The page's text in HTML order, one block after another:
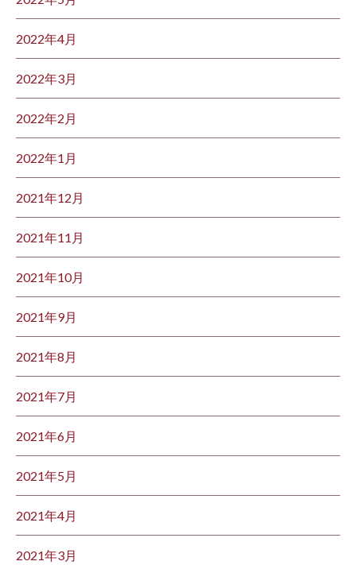
2022年4月
2022年3月
2022年2月
2022年1月
2021年12月
2021年11月
2021年10月
2021年9月
2021年8月
2021年7月
2021年6月
2021年5月
2021年4月
2021年3月